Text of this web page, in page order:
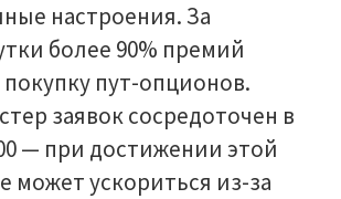
настроения. За
более 90% премий
пут-опционов.
заявок сосредоточен в
— при достижении этой
может ускориться из-за